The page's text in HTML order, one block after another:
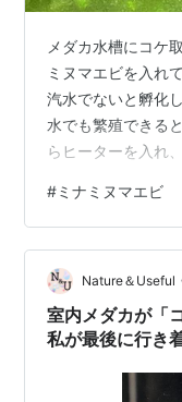
メダカ水槽にコケ
ミヌマエビを入れ
汽水でないと孵化
水でも繁殖できる
らヒーターを入れ
で４匹が抱卵して
除しないで維持し
れてある。 孵化し
ていたグリーンウ
察していた。20倍
てみると、水槽の
#ミナミヌマエビ
Nature＆Useful
室内メダカが「
私が最後に行き